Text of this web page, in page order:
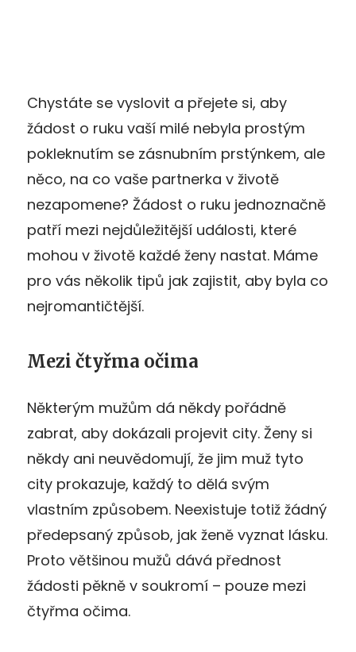
Chystáte se vyslovit a přejete si, aby
žádost o ruku vaší milé nebyla prostým
pokleknutím se zásnubním prstýnkem, ale
něco, na co vaše partnerka v životě
nezapomene? Žádost o ruku jednoznačně
patří mezi nejdůležitější události, které
mohou v životě každé ženy nastat. Máme
pro vás několik tipů jak zajistit, aby byla co
nejromantičtější.
Mezi čtyřma očima
Některým mužům dá někdy pořádně
zabrat, aby dokázali projevit city. Ženy si
někdy ani neuvědomují, že jim muž tyto
city prokazuje, každý to dělá svým
vlastním způsobem. Neexistuje totiž žádný
předepsaný způsob, jak ženě vyznat lásku.
Proto většinou mužů dává přednost
žádosti pěkně v soukromí – pouze mezi
čtyřma očima.